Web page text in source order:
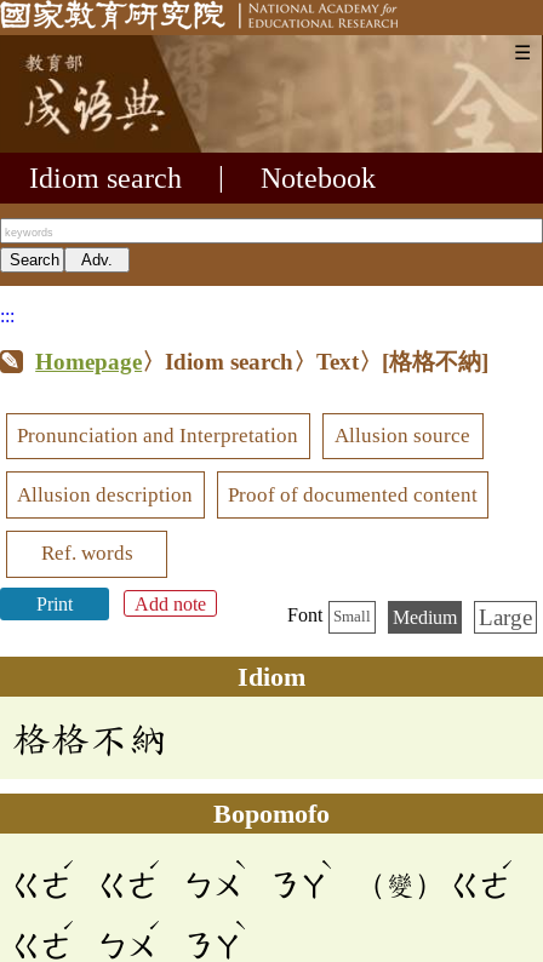
☰
Idiom search Notebook
:::
Homepage〉Idiom search〉Text〉 [格格不納]
Pronunciation and Interpretation Allusion source
Allusion description Proof of documented content
Ref. words
Print Add note
Font Small Medium Large
Idiom
格格不納
Bopomofo
ㄍㄜ
ˊ
ㄍㄜ
ˊ
ㄅㄨ
ˋ
ㄋㄚ
ˋ
（變） ㄍㄜ
ˊ
ㄍㄜ
ˊ
ㄅㄨ
ˊ
ㄋㄚ
ˋ